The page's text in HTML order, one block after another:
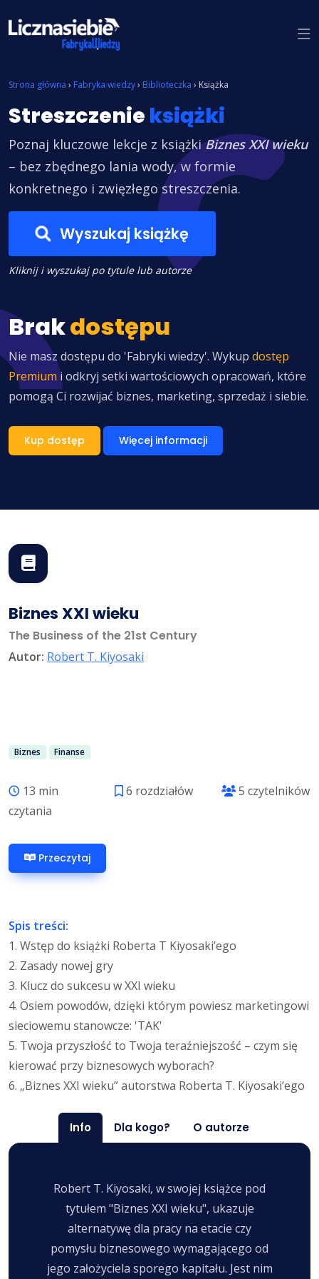
Strona główna › Fabryka wiedzy› Biblioteczka › Książka
Streszczenie książki
Poznaj kluczowe lekcje z książkiBiznes XXI wieku
– bez zbędnego lania wody, w formie
konkretnego i zwięzłego streszczenia.
Wyszukaj książkę
Kliknij i wyszukaj po tytule lub autorze
Brakdostępu
Nie masz dostępu do 'Fabryki wiedzy'. Wykup dostęp
Premium i odkryj setki wartościowych opracowań, które
pomogą Ci rozwijać biznes, marketing, sprzedaż i siebie.
Kup dostęp Więcej informacji
Biznes XXI wieku
The Business of the 21st Century
Autor: Robert T. Kiyosaki
Biznes Finanse
13 min
czytania
6 rozdziałów 5 czytelników
Przeczytaj
Spis treści:
1. Wstęp do książki Roberta T Kiyosaki’ego
2. Zasady nowej gry
3. Klucz do sukcesu w XXI wieku
4. Osiem powodów, dzięki którym powiesz marketingowi
sieciowemu stanowcze: 'TAK'
5. Twoja przyszłość to Twoja teraźniejszość – czym się
kierować przy biznesowych wyborach?
6. „Biznes XXI wieku” autorstwa Roberta T. Kiyosaki’ego
Info Dla kogo? O autorze
Robert T. Kiyosaki, w swojej książce pod
tytułem "Biznes XXI wieku", ukazuje
alternatywę dla pracy na etacie czy
pomysłu biznesowego wymagającego od
jego założyciela sporego kapitału. Jest nim
Znajdź książkę